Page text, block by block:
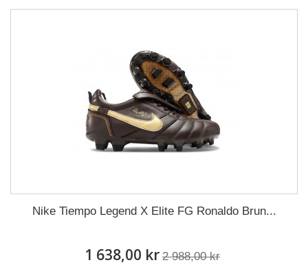
Nike Tiempo Legend X Elite FG Ronaldo Brun...
1 638,00 kr 2 988,00 kr